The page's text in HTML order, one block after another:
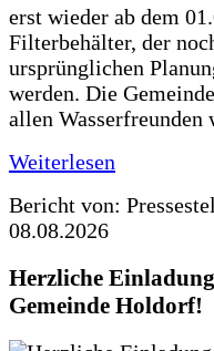
erst wieder ab dem
Filterbehälter, der
ursprünglichen
werden. Die
allen
Weiterlesen
Bericht von:
08.08.2026
Herzliche
Gemeinde Holdorf!